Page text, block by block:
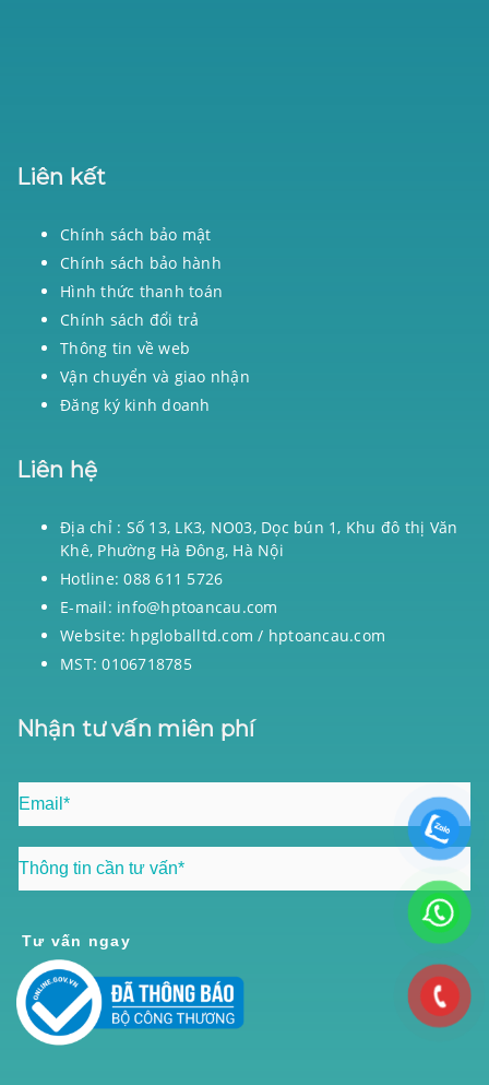
Liên kết
Chính sách bảo mật
Chính sách bảo hành
Hình thức thanh toán
Chính sách đổi trả
Thông tin về web
Vận chuyển và giao nhận
Đăng ký kinh doanh
Liên hệ
Địa chỉ : Số 13, LK3, NO03, Dọc bún 1, Khu đô thị Văn
Khê, Phường Hà Đông, Hà Nội
Hotline: 088 611 5726
E-mail: info@hptoancau.com
Website: hpgloballtd.com / hptoancau.com
MST: 0106718785
Nhận tư vấn miên phí
Tư vấn ngay